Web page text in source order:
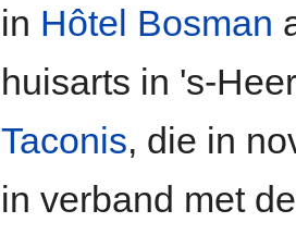
in Hôtel Bosman
huisarts in 's-
Taconis, die in
in verband met